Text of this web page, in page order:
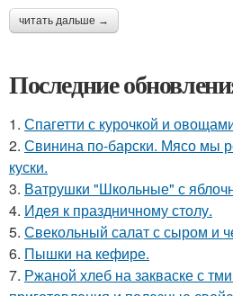
читать дальше →
Последние
1. Спагетти с курочкой и
2. Свинина по-барски. Мясо мы
куски.
3. Ватрушки "Школьные" с
4. Идея к праздничному столу.
5. Свекольный салат с сыром и
6. Пышки на кефире.
7. Ржаной хлеб на закваске с